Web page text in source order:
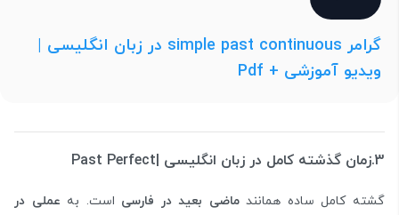
گرامر simple past continuous در زبان انگلیسی |
ویدیو آموزشی + Pdf
3.زمان گذشته کامل در زبان انگلیسی | Past Perfect
گشته کامل ساده همانندماضی بعید در فارسی است. به عملی در